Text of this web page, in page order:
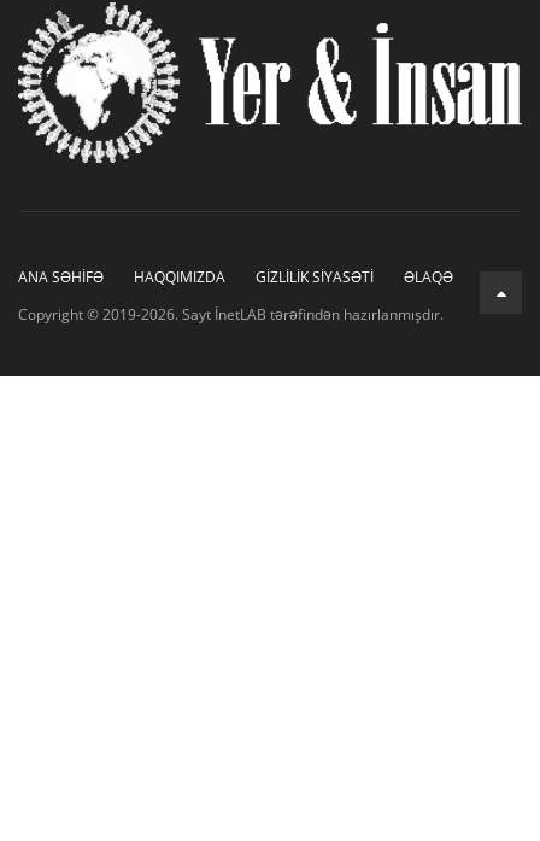
ANA SƏHİFƏ HAQQIMIZDA GİZLİLİK SİYASƏTİ
ƏLAQƏ
Copyright © 2019-2026. Sayt İnetLAB tərəfindən hazırlanmışdır.